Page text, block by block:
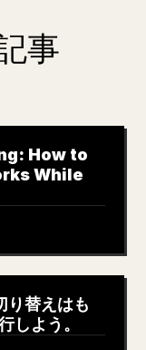
事
How to
While
替えはも
しよう。